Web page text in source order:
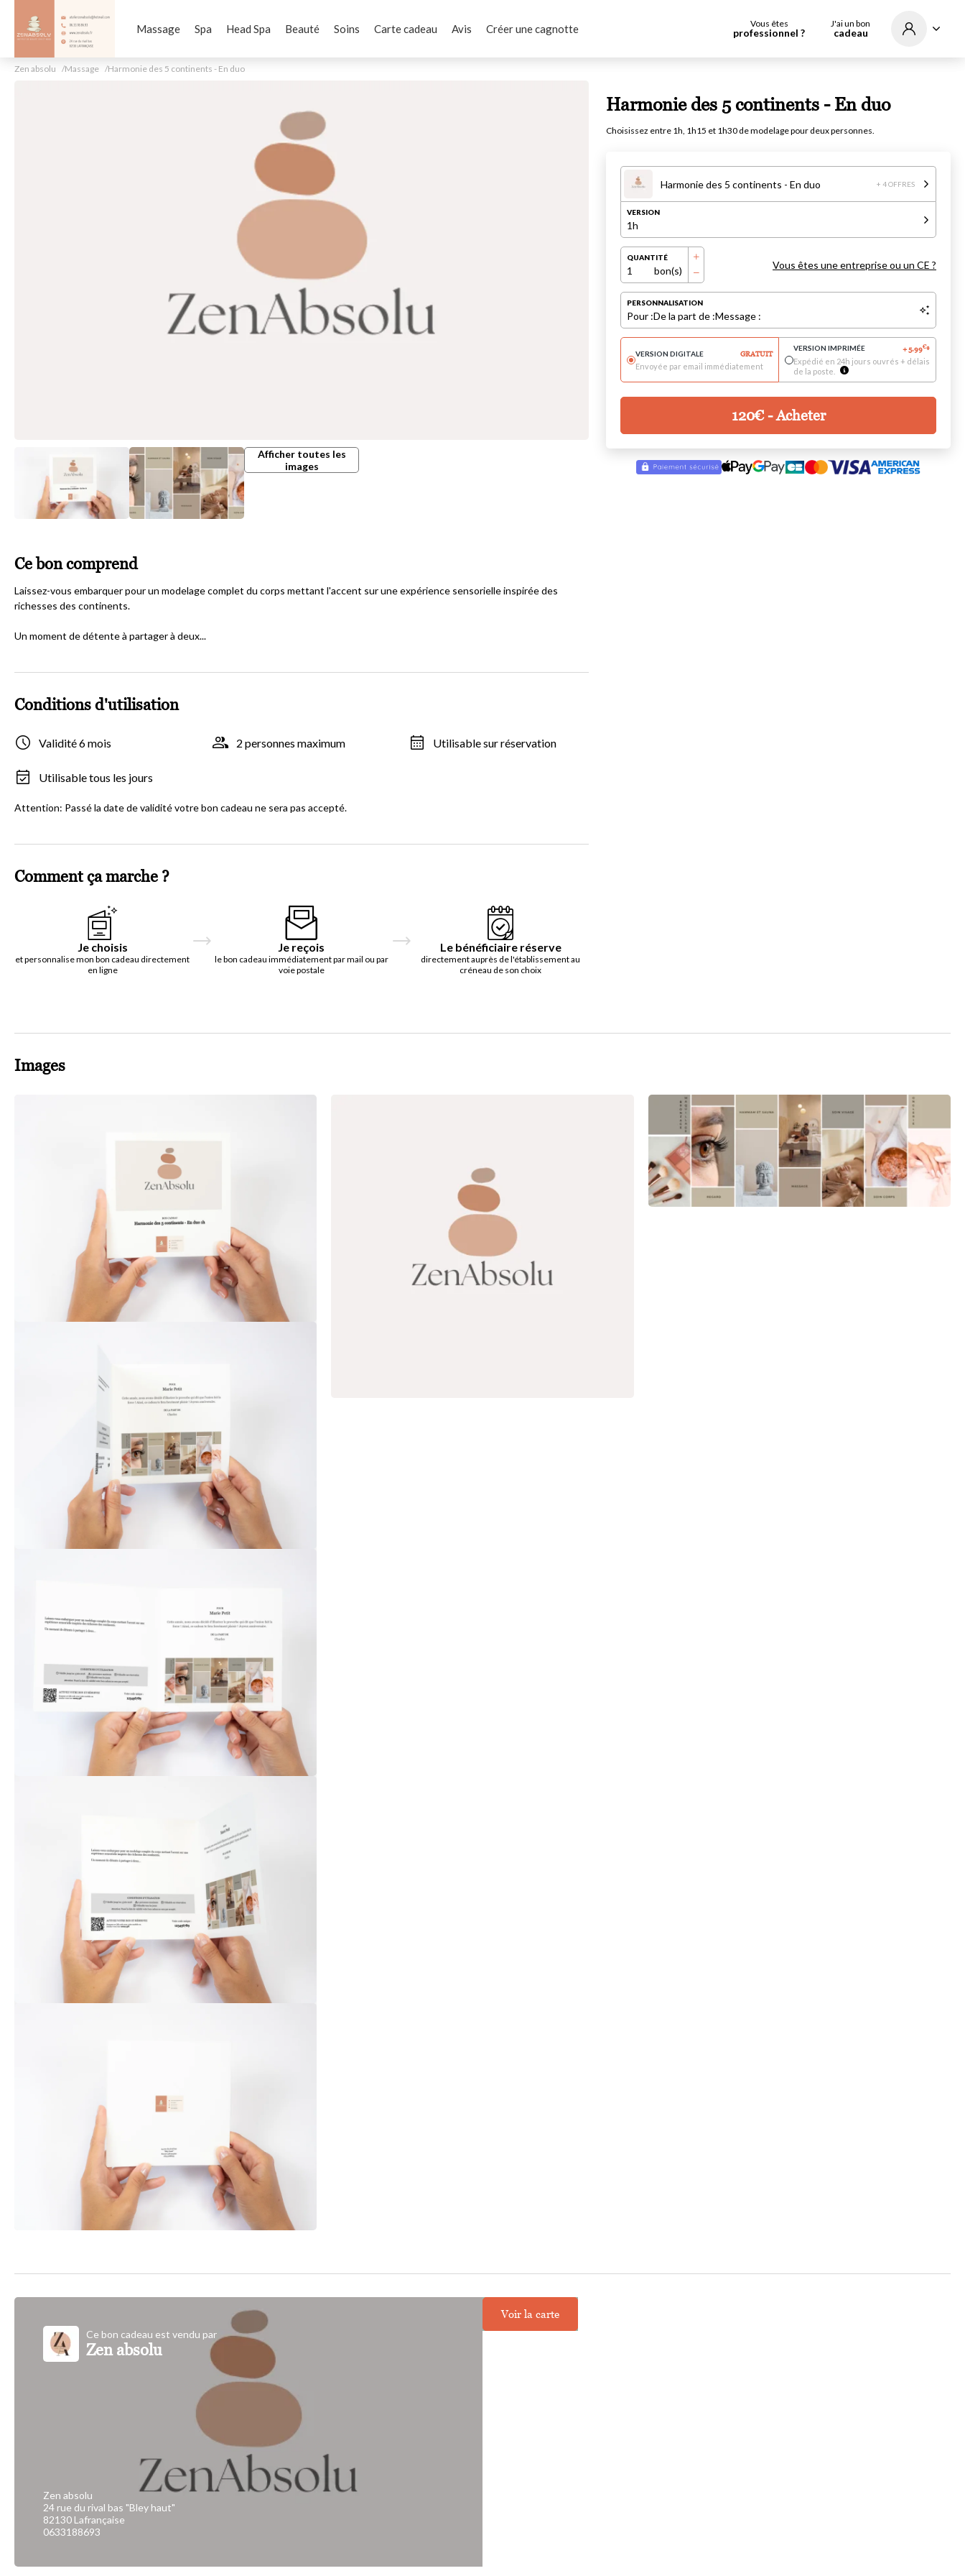
Massage Spa Head Spa Beauté Soins Carte cadeau Avis Créer une cagnotte Vous êtes
professionnel ?
J'ai un bon
cadeau
Zen absolu Massage Harmonie des 5 continents - En duo
Afficher toutes les
images
Harmonie des 5 continents - En duo
Choisissez entre 1h, 1h15 et 1h30 de modelage pour deux personnes.
Harmonie des 5 continents - En duo + 4 OFFRES
VERSION
1h
QUANTITÉ
1 bon(s) Vous êtes une entreprise ou un CE ?
PERSONNALISATION
Pour :De la part de :Message :
VERSION DIGITALE
GRATUIT
Envoyée par email immédiatement
VERSION IMPRIMÉE +5.99€*
Expédié en 24h jours ouvrés + délais
de la poste.
120€- Acheter
Ce bon comprend
Laissez-vous embarquer pour un modelage complet du corps mettant l'accent sur une expérience sensorielle inspirée des
richesses des continents.
Un moment de détente à partager à deux...
Conditions d'utilisation
Validité 6 mois 2 personnes maximum Utilisable sur réservation
Utilisable tous les jours
Attention: Passé la date de validité votre bon cadeau ne sera pas accepté.
Comment ça marche ?
Je choisis
et personnalise mon bon cadeau directement
en ligne
Je reçois
le bon cadeau immédiatement par mail ou par
voie postale
Le bénéficiaire réserve
directement auprès de l'établissement au
créneau de son choix
Images
Ce bon cadeau est vendu par
Zen absolu
Zen absolu
24 rue du rival bas "Bley haut"
82130 Lafrançaise
0633188693
Voir la carte